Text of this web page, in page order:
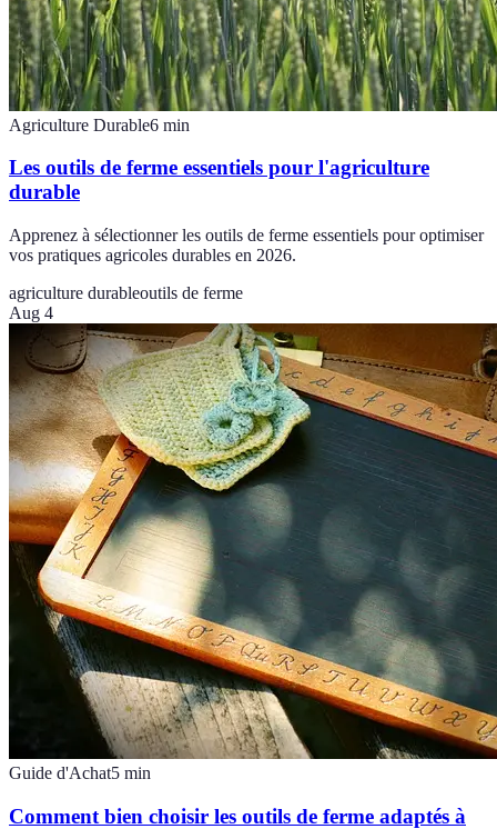
Agriculture Durable6 min
Les outils de ferme essentiels pour l'agriculture
durable
Apprenez à sélectionner les outils de ferme essentiels pour optimiser
vos pratiques agricoles durables en 2026.
agriculture durableoutils de ferme
Aug 4
Guide d'Achat5 min
Comment bien choisir les outils de ferme adaptés à